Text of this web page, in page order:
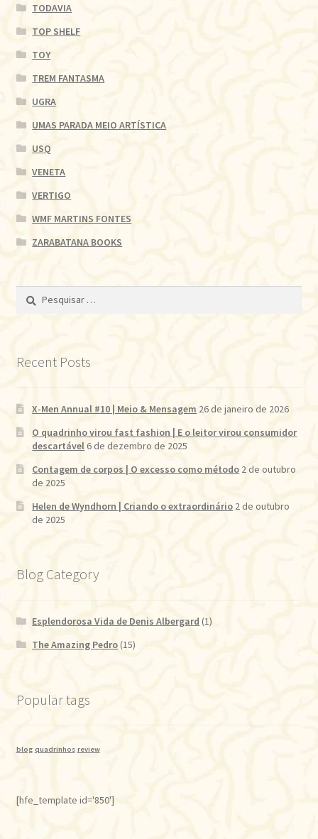
TODAVIA
TOP SHELF
TOY
TREM FANTASMA
UGRA
UMAS PARADA MEIO ARTÍSTICA
USQ
VENETA
VERTIGO
WMF MARTINS FONTES
ZARABATANA BOOKS
Pesquisar
por:
Recent Posts
X-Men Annual #10 | Meio & Mensagem 26 de janeiro de 2026
O quadrinho virou fast fashion | E o leitor virou consumidor
descartável 6 de dezembro de 2025
Contagem de corpos | O excesso como método 2 de outubro
de 2025
Helen de Wyndhorn | Criando o extraordinário 2 de outubro
de 2025
Blog Category
Esplendorosa Vida de Denis Albergard (1)
The Amazing Pedro (15)
Popular tags
blog quadrinhos review
[hfe_template id='850']